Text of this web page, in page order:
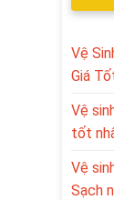
Vệ
Giá
Vệ
tốt
Vệ
Sạch